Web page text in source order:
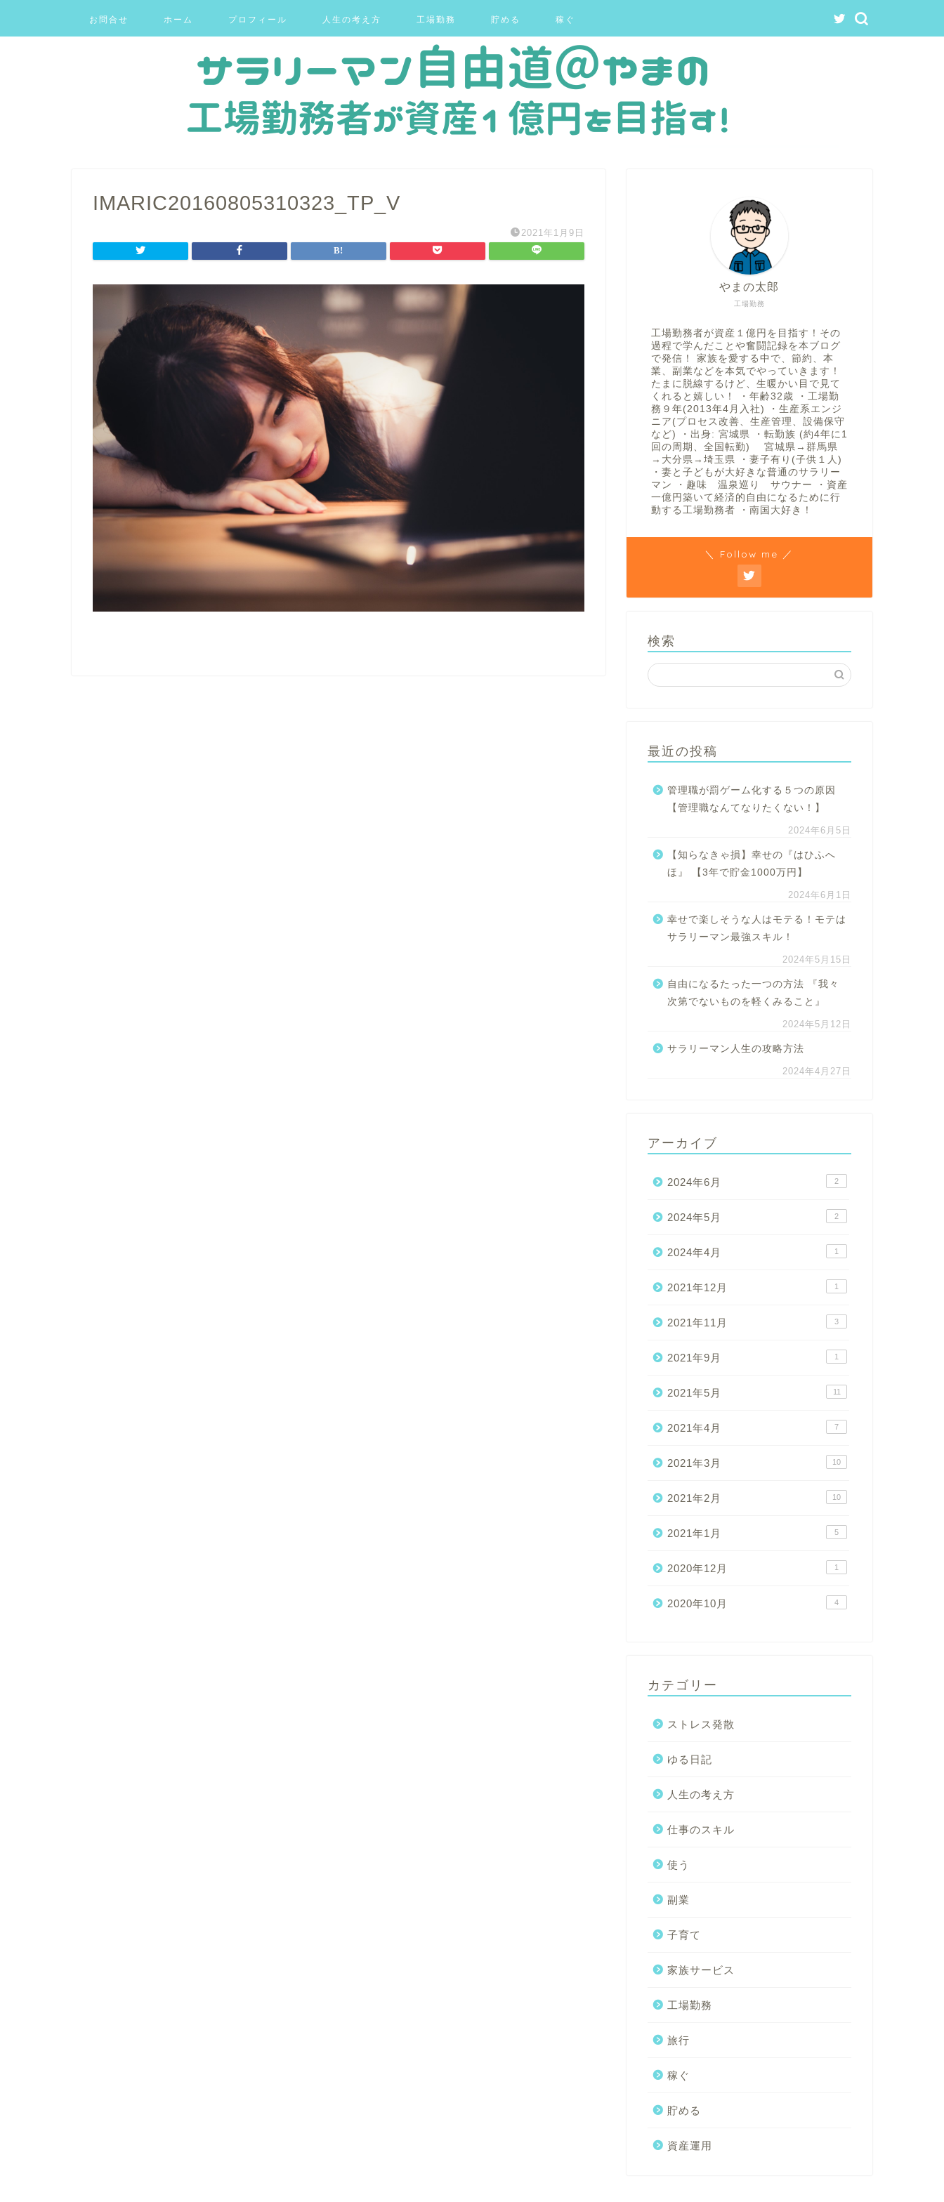
お問合せ ホーム プロフィール 人生の考え方 工場勤務 貯める 稼ぐ
IMARIC20160805310323_TP_V
2021年1月9日
工場勤務
やまの太郎
工場勤務者が資産１億円を目指す！その
過程で学んだことや奮闘記録を本ブログ
で発信！ 家族を愛する中で、節約、本
業、副業などを本気でやっていきます！
たまに脱線するけど、生暖かい目で見て
くれると嬉しい！ ・年齢32歳 ・工場勤
務９年(2013年4月入社) ・生産系エンジ
ニア(プロセス改善、生産管理、設備保守
など) ・出身: 宮城県 ・転勤族 (約4年に1
回の周期、全国転勤) 宮城県→群馬県
→大分県→埼玉県 ・妻子有り(子供１人)
・妻と子どもが大好きな普通のサラリー
マン ・趣味 温泉巡り サウナー ・資産
一億円築いて経済的自由になるために行
動する工場勤務者 ・南国大好き！
＼ Follow me ／
検索
最近の投稿
管理職が罰ゲーム化する５つの原因
【管理職なんてなりたくない！】
2024年6月5日
【知らなきゃ損】幸せの『はひふへ
ほ』 【3年で貯金1000万円】
2024年6月1日
幸せで楽しそうな人はモテる！モテは
サラリーマン最強スキル！
2024年5月15日
自由になるたった一つの方法 『我々
次第でないものを軽くみること』
2024年5月12日
サラリーマン人生の攻略方法
2024年4月27日
アーカイブ
2024年6月 2
2024年5月 2
2024年4月 1
2021年12月 1
2021年11月 3
2021年9月 1
2021年5月 11
2021年4月 7
2021年3月 10
2021年2月 10
2021年1月 5
2020年12月 1
2020年10月 4
カテゴリー
ストレス発散
ゆる日記
人生の考え方
仕事のスキル
使う
副業
子育て
家族サービス
工場勤務
旅行
稼ぐ
貯める
資産運用